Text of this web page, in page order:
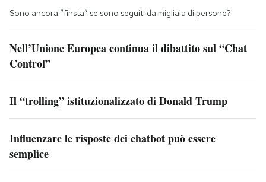
Sono ancora “finsta” se sono seguiti da migliaia di persone?
Nell’Unione Europea continua il dibattito sul “Chat
Control”
Il “trolling” istituzionalizzato di Donald Trump
Influenzare le risposte dei chatbot può essere
semplice